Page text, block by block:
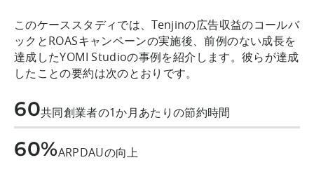
このケーススタディでは、Tenjinの広告収益のコールバ
ックとROASキャンペーンの実施後、前例のない成長を
達成したYOMI Studioの事例を紹介します。彼らが達成
したことの要約は次のとおりです。
60共同創業者の1か月あたりの節約時間
60%ARPDAUの向上